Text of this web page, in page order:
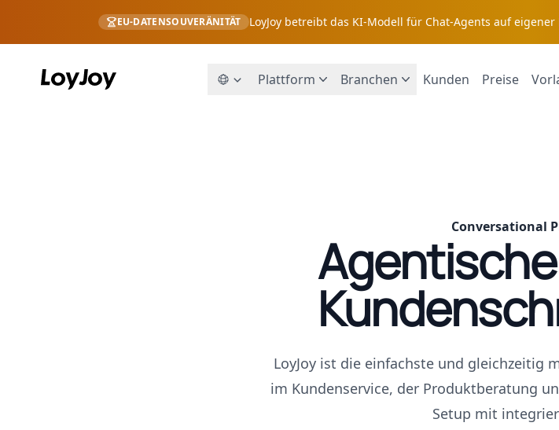
EU-DATENSOUVERÄNITÄT LoyJoy betreibt das KI-Modell für Chat-Agents auf
Plattform Branchen Kunden Preise
Conversational
LoyJoy ist die einfachste und gleichzeitig
im Kundenservice, der Produktberatung
Setup mit